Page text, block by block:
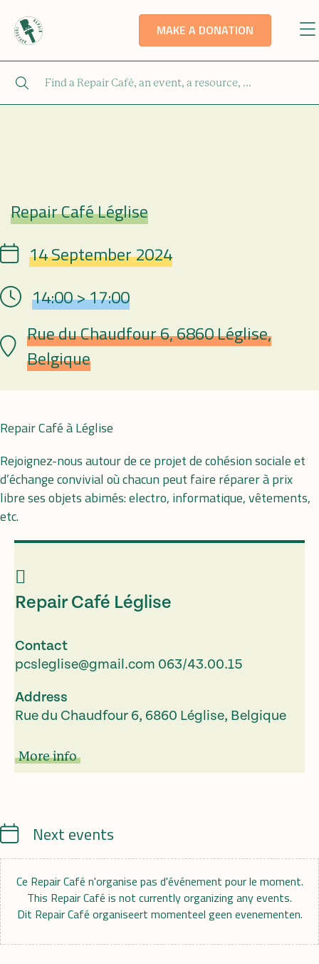
MAKE A DONATION
Repair Café
Repair Café Léglise
Date 14 September 2024
Hour 14:00 > 17:00
Lieu Rue du Chaudfour 6, 6860 Léglise,
Belgique
Repair Café à Léglise
Rejoignez-nous autour de ce projet de cohésion sociale et
d’échange convivial où chacun peut faire réparer à prix
libre ses objets abimés: electro, informatique, vêtements,
etc.
Repair Café Léglise
Contact
pcsleglise@gmail.com 063/43.00.15
Address
Rue du Chaudfour 6, 6860 Léglise, Belgique
More info
CalendrierNext events
Ce Repair Café n'organise pas d'événement pour le moment.
This Repair Café is not currently organizing any events.
Dit Repair Café organiseert momenteel geen evenementen.